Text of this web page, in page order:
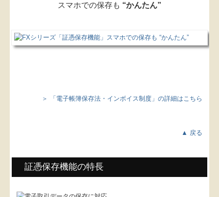
事業承継支援のご案内
FX農業会計
経営者の四季
個人情報保護方針
スマホでの保存も “かんたん”
＞ 「電子帳簿保存法・インボイス制度」の詳細はこちら
▲ 戻る
証憑保存機能の特長